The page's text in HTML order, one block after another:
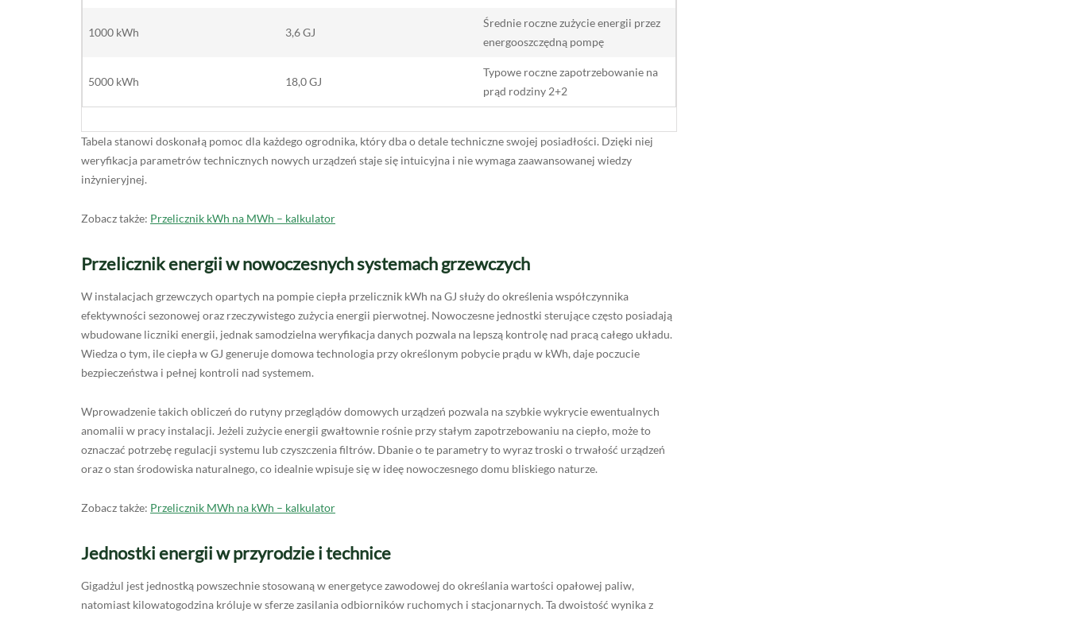
1000 kWh 3,6 GJ
Średnie roczne zużycie energii przez
energooszczędną pompę
5000 kWh 18,0 GJ
Typowe roczne zapotrzebowanie na
prąd rodziny 2+2
Tabela stanowi doskonałą pomoc dla każdego ogrodnika, który dba o detale techniczne swojej posiadłości. Dzięki niej
weryfikacja parametrów technicznych nowych urządzeń staje się intuicyjna i nie wymaga zaawansowanej wiedzy
inżynieryjnej.
Zobacz także: Przelicznik kWh na MWh – kalkulator
Przelicznik energii w nowoczesnych systemach grzewczych
W instalacjach grzewczych opartych na pompie ciepła przelicznik kWh na GJ służy do określenia współczynnika
efektywności sezonowej oraz rzeczywistego zużycia energii pierwotnej. Nowoczesne jednostki sterujące często posiadają
wbudowane liczniki energii, jednak samodzielna weryfikacja danych pozwala na lepszą kontrolę nad pracą całego układu.
Wiedza o tym, ile ciepła w GJ generuje domowa technologia przy określonym pobycie prądu w kWh, daje poczucie
bezpieczeństwa i pełnej kontroli nad systemem.
Wprowadzenie takich obliczeń do rutyny przeglądów domowych urządzeń pozwala na szybkie wykrycie ewentualnych
anomalii w pracy instalacji. Jeżeli zużycie energii gwałtownie rośnie przy stałym zapotrzebowaniu na ciepło, może to
oznaczać potrzebę regulacji systemu lub czyszczenia filtrów. Dbanie o te parametry to wyraz troski o trwałość urządzeń
oraz o stan środowiska naturalnego, co idealnie wpisuje się w ideę nowoczesnego domu bliskiego naturze.
Zobacz także: Przelicznik MWh na kWh – kalkulator
Jednostki energii w przyrodzie i technice
Gigadżul jest jednostką powszechnie stosowaną w energetyce zawodowej do określania wartości opałowej paliw,
natomiast kilowatogodzina króluje w sferze zasilania odbiorników ruchomych i stacjonarnych. Ta dwoistość wynika z